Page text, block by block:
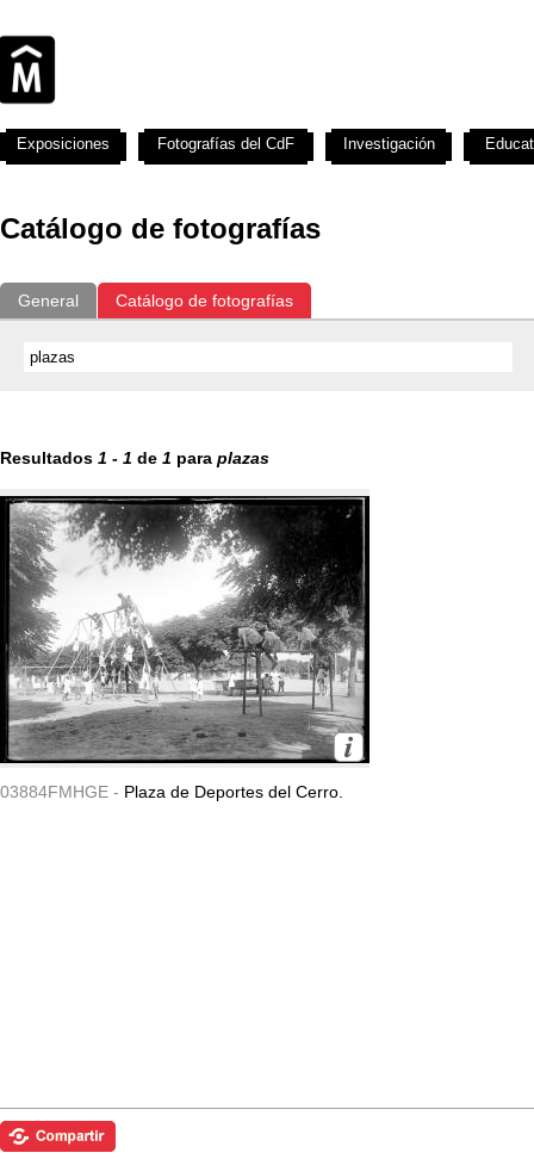
Catálogo de fotografías
General Catálogo de fotografías
Resultados 1 - 1 de 1 para plazas
03884FMHGE - Plaza de Deportes del Cerro.
Exposiciones Fotografías del CdF Investigación